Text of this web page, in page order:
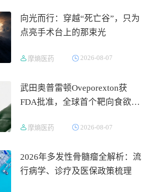
向光而行：穿越“死亡谷”，只为
点亮手术台上的那束光
摩熵医药 2026-08-07
武田奥普雷顿Oveporexton获
FDA批准，全球首个靶向食欲素
上市摩熵医药 2026-08-07
2026年多发性骨髓瘤全解析：流
行病学、诊疗及医保政策梳理